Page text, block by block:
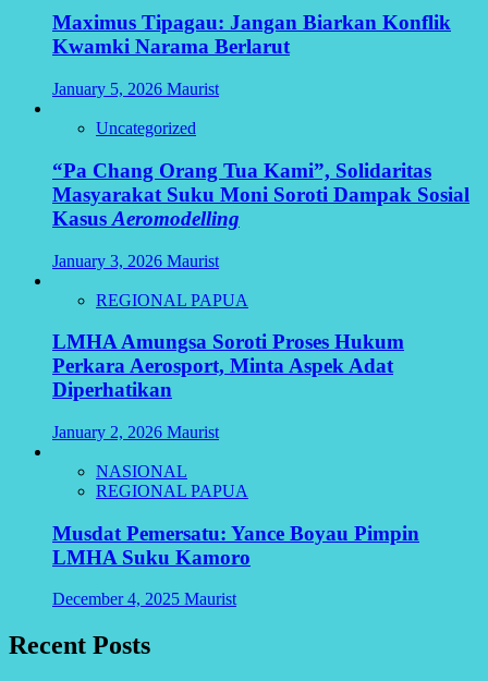
Maximus Tipagau: Jangan Biarkan Konflik
Kwamki Narama Berlarut
January 5, 2026 Maurist
Uncategorized
“Pa Chang Orang Tua Kami”, Solidaritas
Masyarakat Suku Moni Soroti Dampak Sosial
Kasus Aeromodelling
January 3, 2026 Maurist
REGIONAL PAPUA
LMHA Amungsa Soroti Proses Hukum
Perkara Aerosport, Minta Aspek Adat
Diperhatikan
January 2, 2026 Maurist
NASIONAL
REGIONAL PAPUA
Musdat Pemersatu: Yance Boyau Pimpin
LMHA Suku Kamoro
December 4, 2025 Maurist
Recent Posts